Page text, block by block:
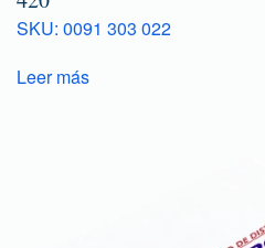
SKU: 0091 303 022
Leer más